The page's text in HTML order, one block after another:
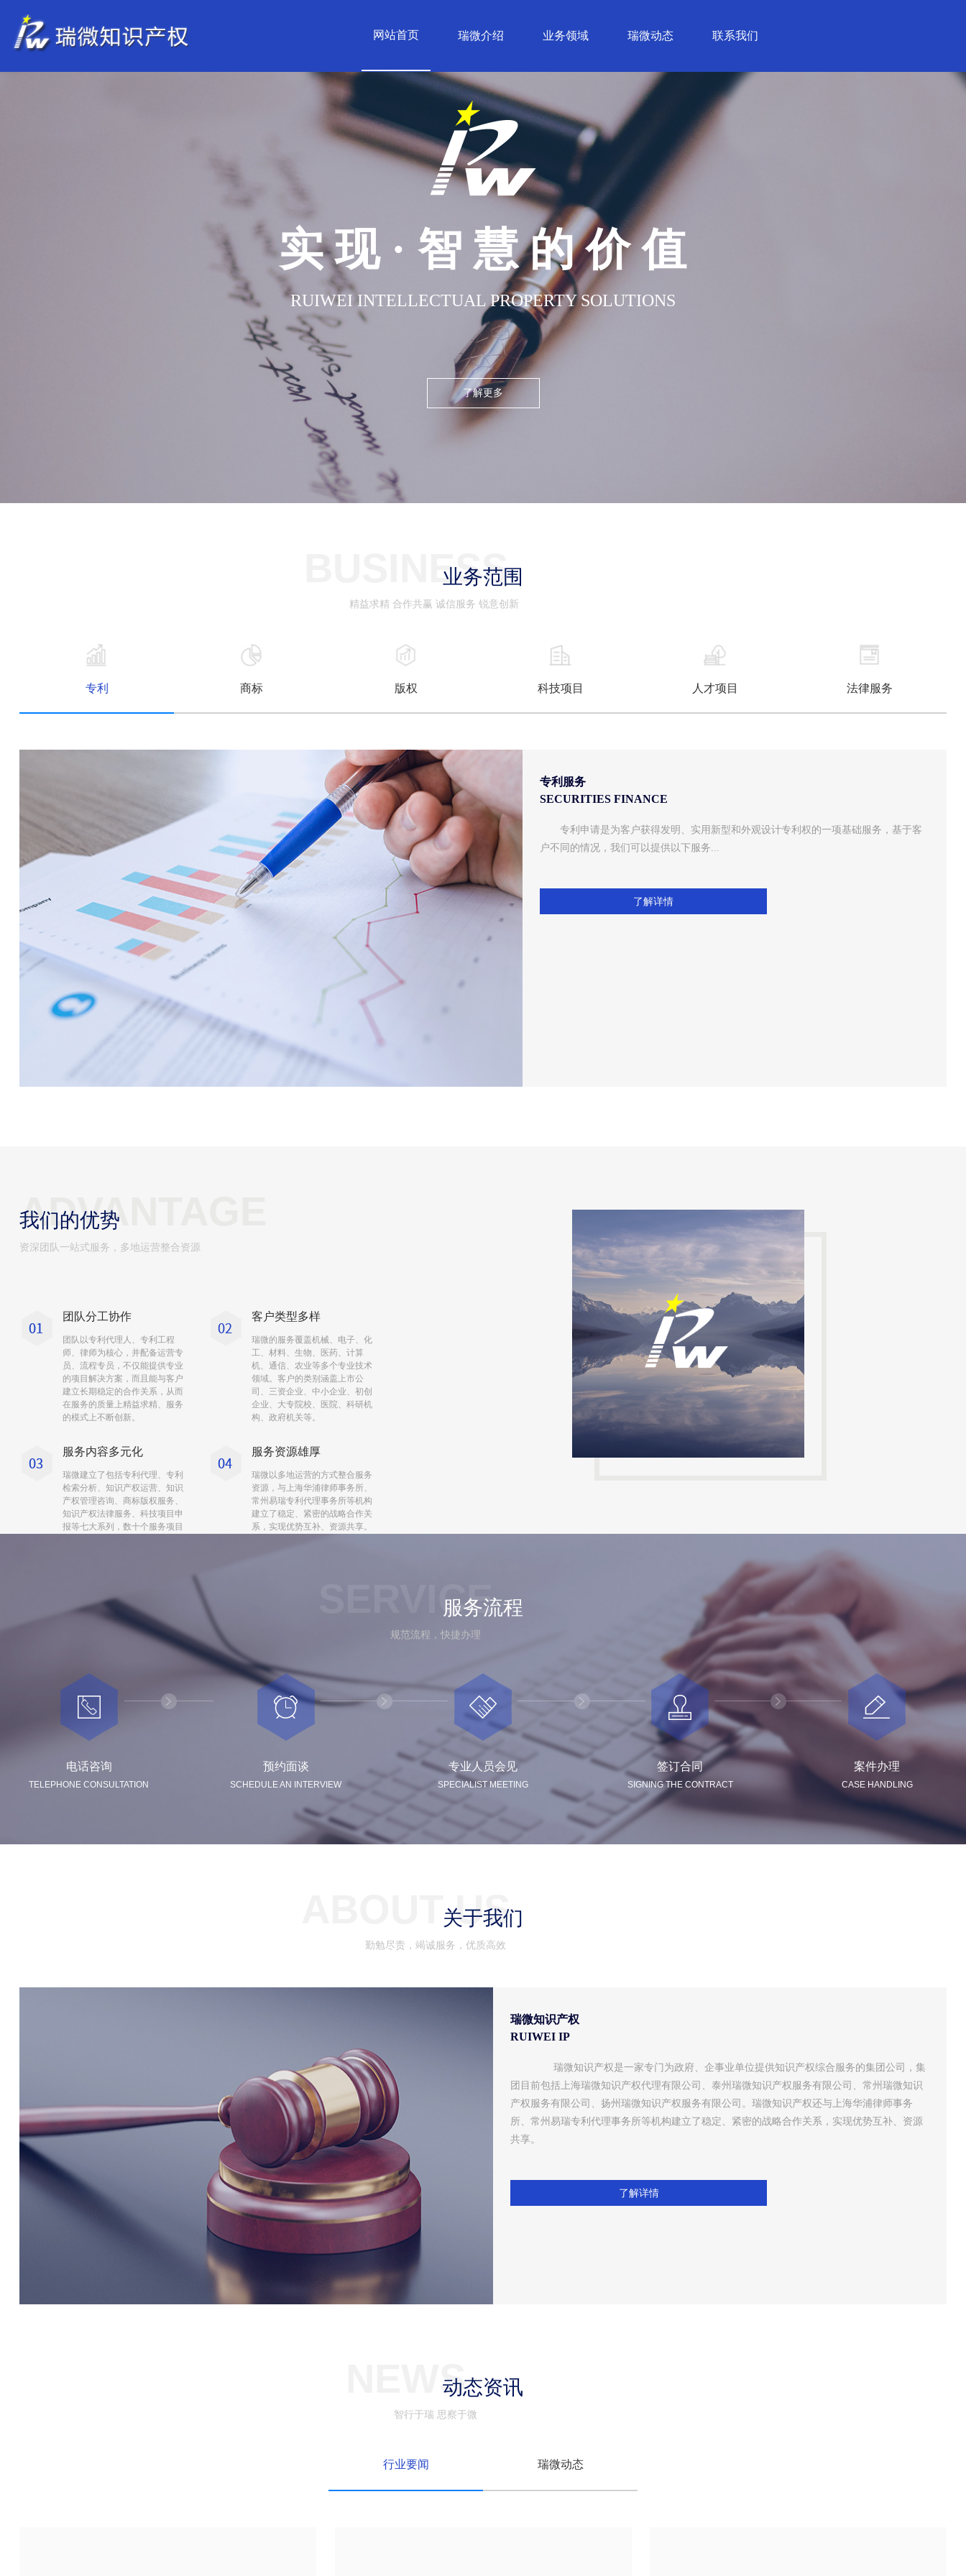
网站首页 瑞微介绍 业务领域 瑞微动态 联系我们
实 现 · 智 慧 的 价 值
RUIWEI INTELLECTUAL PROPERTY SOLUTIONS
了解更多
BUSINESS
业务范围
精益求精 合作共赢 诚信服务 锐意创新
专利 商标 版权 科技项目 人才项目 法律服务
专利服务
SECURITIES FINANCE
专利申请是为客户获得发明、实用新型和外观设计专利权的一项基础服务，基于客
户不同的情况，我们可以提供以下服务...
了解详情
ADVANTAGE
我们的优势
资深团队一站式服务，多地运营整合资源
团队分工协作
团队以专利代理人、专利工程
师、律师为核心，并配备运营专
员、流程专员，不仅能提供专业
的项目解决方案，而且能与客户
建立长期稳定的合作关系，从而
在服务的质量上精益求精、服务
的模式上不断创新。
客户类型多样
瑞微的服务覆盖机械、电子、化
工、材料、生物、医药、计算
机、通信、农业等多个专业技术
领域。客户的类别涵盖上市公
司、三资企业、中小企业、初创
企业、大专院校、医院、科研机
构、政府机关等。
服务内容多元化
瑞微建立了包括专利代理、专利
检索分析、知识产权运营、知识
产权管理咨询、商标版权服务、
知识产权法律服务、科技项目申
报等七大系列，数十个服务项目
服务资源雄厚
瑞微以多地运营的方式整合服务
资源，与上海华浦律师事务所、
常州易瑞专利代理事务所等机构
建立了稳定、紧密的战略合作关
系，实现优势互补、资源共享。
SERVICE
服务流程
规范流程，快捷办理
电话咨询
TELEPHONE CONSULTATION
预约面谈
SCHEDULE AN INTERVIEW
专业人员会见
SPECIALIST MEETING
签订合同
SIGNING THE CONTRACT
案件办理
CASE HANDLING
ABOUT US
关于我们
勤勉尽责，竭诚服务，优质高效
瑞微知识产权
RUIWEI IP
        瑞微知识产权是一家专门为政府、企事业单位提供知识产权综合服务的集团公司，集
团目前包括上海瑞微知识产权代理有限公司、泰州瑞微知识产权服务有限公司、常州瑞微知识
产权服务有限公司、扬州瑞微知识产权服务有限公司。瑞微知识产权还与上海华浦律师事务
所、常州易瑞专利代理事务所等机构建立了稳定、紧密的战略合作关系，实现优势互补、资源
共享。
了解详情
NEWS动态资讯
智行于瑞 思察于微
行业要闻 瑞微动态